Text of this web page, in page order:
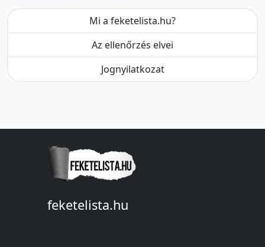
Mi a feketelista.hu?
Az ellenőrzés elvei
Jognyilatkozat
feketelista.hu